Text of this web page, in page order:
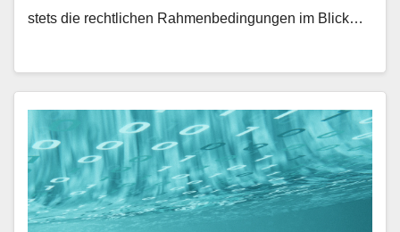
stets die rechtlichen Rahmenbedingungen im Blick…